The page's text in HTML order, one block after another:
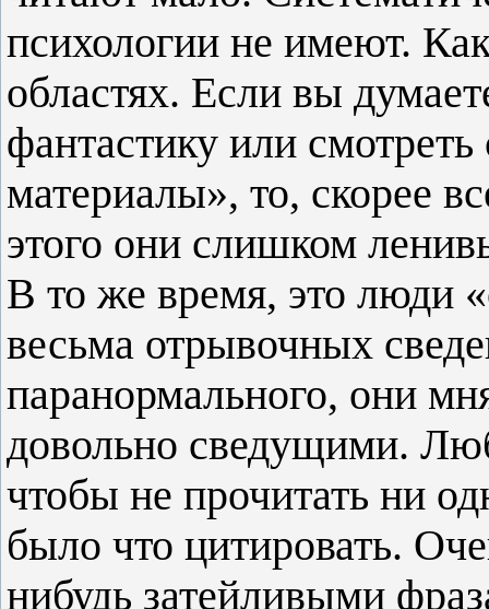
психологии не имеют.
областях. Если вы
фантастику или
материалы», то, скорее
этого они слишком
В то же время, это люди
весьма отрывочных
паранормального, они
довольно сведущими.
чтобы не прочитать ни
было что цитировать.
нибудь затейливыми